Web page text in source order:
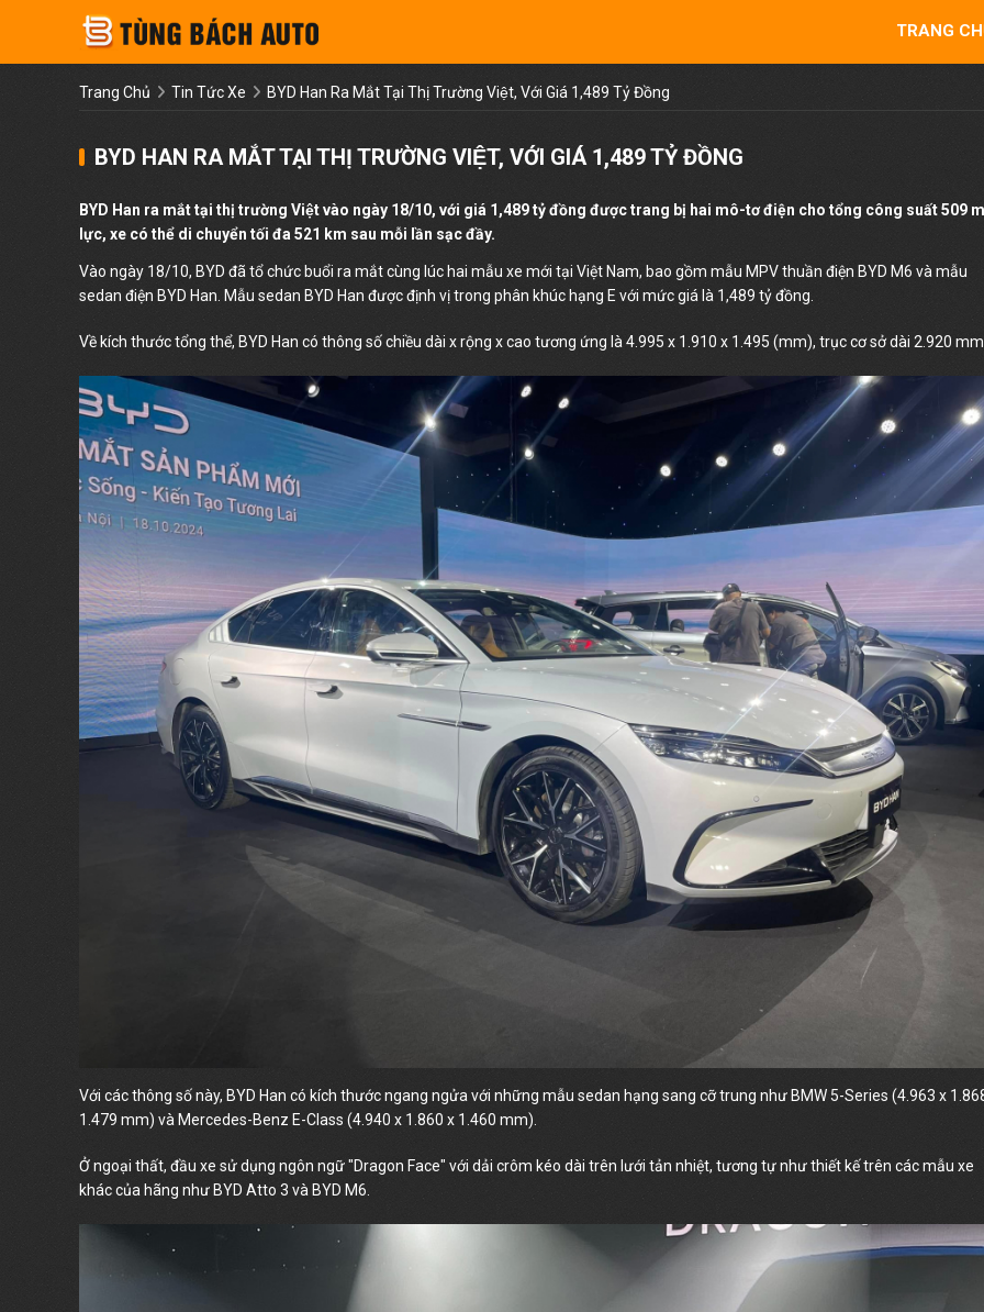
TRANG
Trang Chủ Tin Tức Xe BYD Han Ra Mắt Tại Thị Trường Việt, Với Giá 1,489 Tỷ Đồng
BYD HAN RA MẮT TẠI THỊ TRƯỜNG VIỆT, VỚI GIÁ 1,489 TỶ ĐỒNG
BYD Han ra mắt tại thị trường Việt vào ngày 18/10, với giá 1,489 tỷ đồng được trang bị hai mô-tơ điện cho tổng công suất 509
lực, xe có thể di chuyển tối đa 521 km sau mỗi lần sạc đầy.
Vào ngày 18/10, BYD đã tổ chức buổi ra mắt cùng lúc hai mẫu xe mới tại Việt Nam, bao gồm mẫu MPV thuần điện BYD M6 và mẫu
sedan điện BYD Han. Mẫu sedan BYD Han được định vị trong phân khúc hạng E với mức giá là 1,489 tỷ đồng.
Về kích thước tổng thể, BYD Han có thông số chiều dài x rộng x cao tương ứng là 4.995 x 1.910 x 1.495 (mm), trục cơ sở dài 2.920
Với các thông số này, BYD Han có kích thước ngang ngửa với những mẫu sedan hạng sang cỡ trung như BMW 5-Series (4.963 x
1.479 mm) và Mercedes-Benz E-Class (4.940 x 1.860 x 1.460 mm).
Ở ngoại thất, đầu xe sử dụng ngôn ngữ "Dragon Face" với dải crôm kéo dài trên lưới tản nhiệt, tương tự như thiết kế trên các mẫu xe
khác của hãng như BYD Atto 3 và BYD M6.